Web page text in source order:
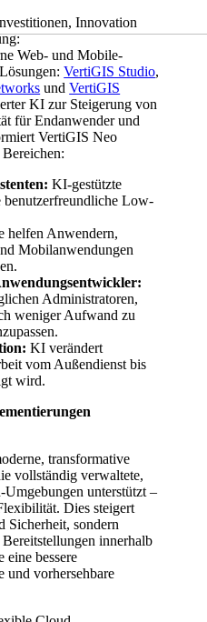
Innovation
Web- und Mobile-
VertiGIS Studio,
undVertiGIS
KI zur Steigerung von
für Endanwender und
VertiGIS Neo
KI-gestützte
benutzerfreundliche Low-
helfen Anwendern,
Mobilanwendungen
Administratoren,
weniger Aufwand zu
KI verändert
vom Außendienst bis
wird.
transformative
vollständig verwaltete,
unterstützt –
Dies steigert
Sicherheit, sondern
innerhalb
bessere
und vorhersehbare